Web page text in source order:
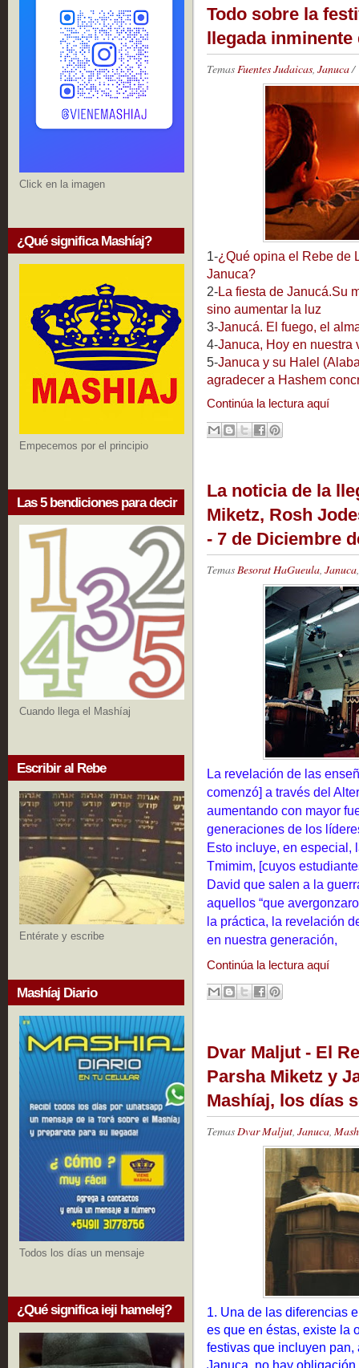
Click en la imagen
¿Qué significa Mashíaj?
Empecemos por el principio
Las 5 bendiciones para decir
Cuando llega el Mashíaj
Escribir al Rebe
Entérate y escribe
Mashíaj Diario
Todos los días un mensaje
¿Qué significa ieji hamelej?
Todo sobre la
llegada
Temas Fuentes Judaicas Januca/
1-¿Qué opina el Rebe de
Januca?
2-La fiesta de Janucá.Su
sino aumentar la luz
3-Janucá. El fuego, el
4-Januca, Hoy en nuestra
5-Januca y su Halel
agradecer a Hashem
Continúa la lectura aquí
La noticia de la
Miketz, Rosh
- 7 de Diciembre
TemasBesorat HaGueula, Januca
La revelación de las
comenzó] a través del
aumentando con mayor
generaciones de los
Esto incluye, en especial,
Tmimim, [cuyos
David que salen a la
aquellos “que
la práctica, la revelación
en nuestra generación,
Continúa la lectura aquí
Dvar Maljut - El
Parsha Miketz y
Mashíaj, los días
Temas Dvar Maljut Januca
1. Una de las diferencias
es que en éstas, existe la
festivas que incluyen pan,
Januca, no hay